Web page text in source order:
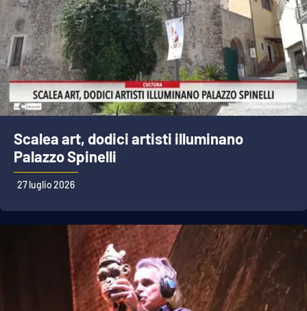
Scalea art, dodici artisti illuminano
Palazzo Spinelli
27 luglio 2026